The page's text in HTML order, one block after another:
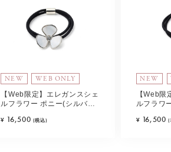
NEW WEB ONLY
【Web限定】エレガンスシェ
ルフラワー ポニー(シルバー
¥ 16,500 (税込)
NEW
【Web限
ルフラワ
¥ 16,500 (